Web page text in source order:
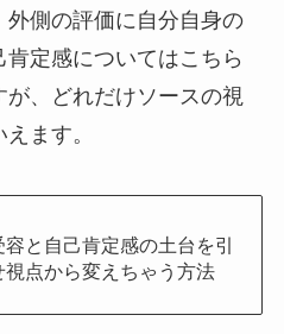
外側の評価に自分自身の
定感についてはこちら
、どれだけソースの視
ます。
容と自己肯定感の土台を引
視点から変えちゃう方法